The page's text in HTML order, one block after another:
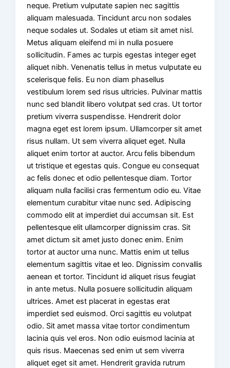
neque. Pretium vulputate sapien nec sagittis
aliquam malesuada. Tincidunt arcu non sodales
neque sodales ut. Sodales ut etiam sit amet nisl.
Metus aliquam eleifend mi in nulla posuere
sollicitudin. Fames ac turpis egestas integer eget
aliquet nibh. Venenatis tellus in metus vulputate eu
scelerisque felis. Eu non diam phasellus
vestibulum lorem sed risus ultricies. Pulvinar mattis
nunc sed blandit libero volutpat sed cras. Ut tortor
pretium viverra suspendisse. Hendrerit dolor
magna eget est lorem ipsum. Ullamcorper sit amet
risus nullam. Ut sem viverra aliquet eget. Nulla
aliquet enim tortor at auctor. Arcu felis bibendum
ut tristique et egestas quis. Congue eu consequat
ac felis donec et odio pellentesque diam. Tortor
aliquam nulla facilisi cras fermentum odio eu. Vitae
elementum curabitur vitae nunc sed. Adipiscing
commodo elit at imperdiet dui accumsan sit. Est
pellentesque elit ullamcorper dignissim cras. Sit
amet dictum sit amet justo donec enim. Enim
tortor at auctor urna nunc. Mattis enim ut tellus
elementum sagittis vitae et leo. Dignissim convallis
aenean et tortor. Tincidunt id aliquet risus feugiat
in ante metus. Nulla posuere sollicitudin aliquam
ultrices. Amet est placerat in egestas erat
imperdiet sed euismod. Orci sagittis eu volutpat
odio. Sit amet massa vitae tortor condimentum
lacinia quis vel eros. Non odio euismod lacinia at
quis risus. Maecenas sed enim ut sem viverra
aliquet eget sit amet. Hendrerit gravida rutrum